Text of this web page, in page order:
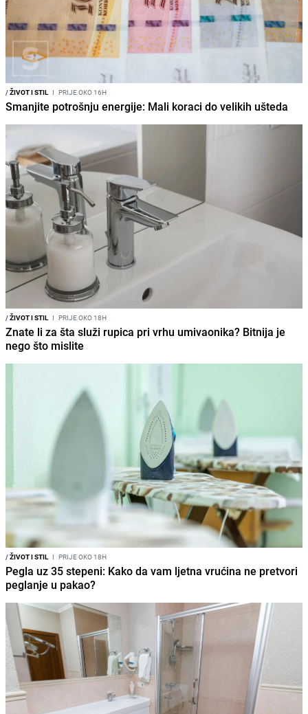
/ŽIVOT I STIL I PRIJE OKO 16H
Smanjite potrošnju energije: Mali koraci do velikih ušteda
/ŽIVOT I STIL I PRIJE OKO 18H
Znate li za šta služi rupica pri vrhu umivaonika? Bitnija je
nego što mislite
/ŽIVOT I STIL I PRIJE OKO 18H
Pegla uz 35 stepeni: Kako da vam ljetna vrućina ne pretvori
peglanje u pakao?